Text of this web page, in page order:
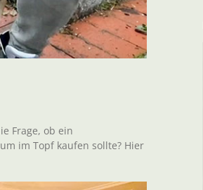
Frage, ob ein
im Topf kaufen sollte? Hier